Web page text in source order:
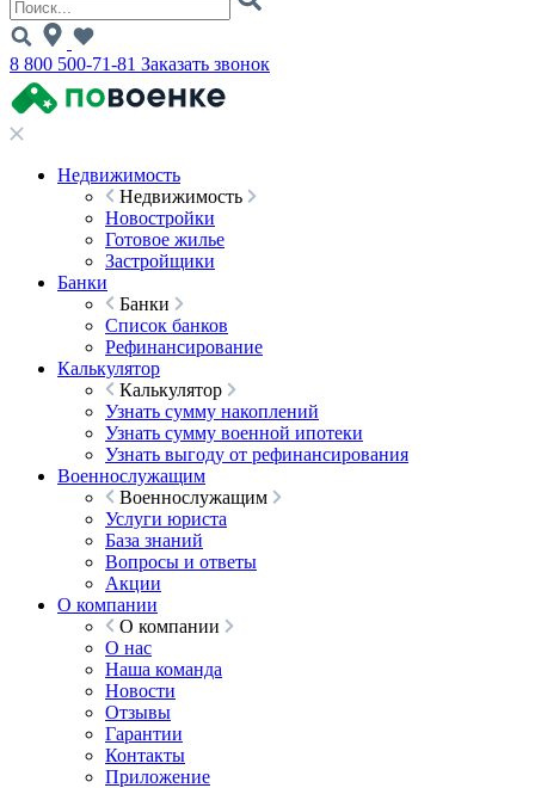
8 800 500-71-81 Заказать звонок
Недвижимость
Недвижимость
Новостройки
Готовое жилье
Застройщики
Банки
Банки
Список банков
Рефинансирование
Калькулятор
Калькулятор
Узнать сумму накоплений
Узнать сумму военной ипотеки
Узнать выгоду от рефинансирования
Военнослужащим
Военнослужащим
Услуги юриста
База знаний
Вопросы и ответы
Акции
О компании
О компании
О нас
Наша команда
Новости
Отзывы
Гарантии
Контакты
Приложение